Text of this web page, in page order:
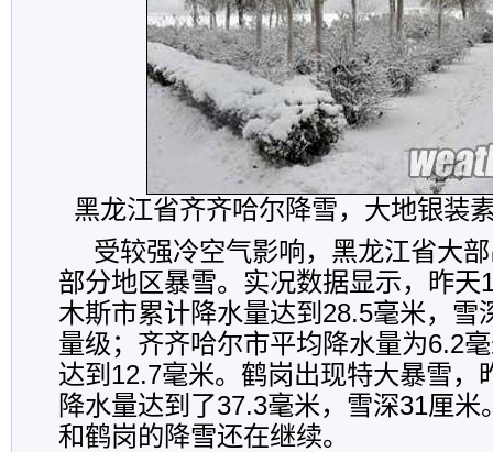
黑龙江省齐齐哈尔降雪，大地银装
受较强冷空气影响，黑龙江省大
部分地区暴雪。实况数据显示，昨天
木斯市累计降水量达到28.5毫米，雪
量级；齐齐哈尔市平均降水量为6.2
达到12.7毫米。鹤岗出现特大暴雪，
降水量达到了37.3毫米，雪深31厘
和鹤岗的降雪还在继续。